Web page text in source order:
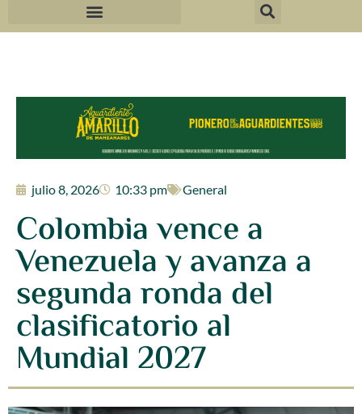
julio 8, 2026 10:33 pm General
Colombia vence a
Venezuela y avanza a
segunda ronda del
clasificatorio al
Mundial 2027